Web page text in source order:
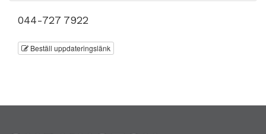
044-727 7922
Beställ uppdateringslänk